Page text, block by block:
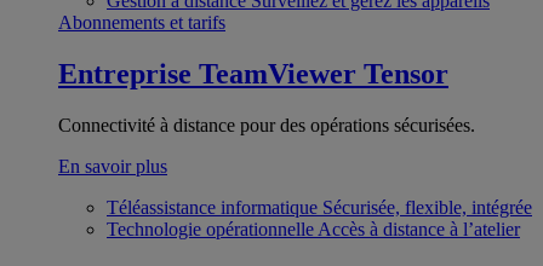
Abonnements et tarifs
Entreprise TeamViewer Tensor
Connectivité à distance pour des opérations sécurisées.
En savoir plus
Téléassistance informatique Sécurisée, flexible, intégrée
Technologie opérationnelle Accès à distance à l’atelier